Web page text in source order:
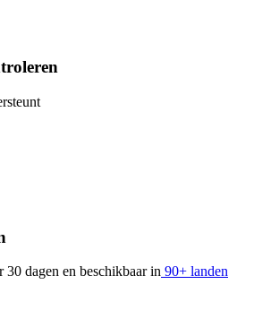
30 dagen en beschikbaar in 90+ landen